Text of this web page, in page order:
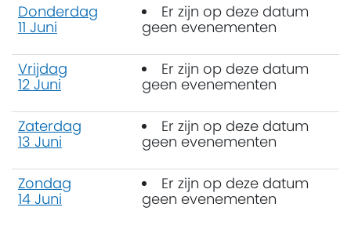
Donderdag
11 Juni
Er zijn op deze datum
geen evenementen
Vrijdag
12 Juni
Er zijn op deze datum
geen evenementen
Zaterdag
13 Juni
Er zijn op deze datum
geen evenementen
Zondag
14 Juni
Er zijn op deze datum
geen evenementen